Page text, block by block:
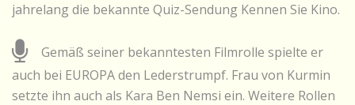
jahrelang die bekannte Quiz-Sendung Kennen Sie Kino.
Gemäß seiner bekanntesten Filmrolle spielte er
auch bei EUROPA den Lederstrumpf. Frau von Kurmin
setzte ihn auch als Kara Ben Nemsi ein. Weitere Rollen